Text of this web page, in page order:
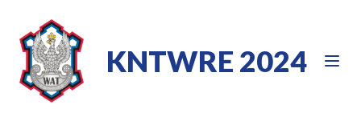
KNTWRE 2024